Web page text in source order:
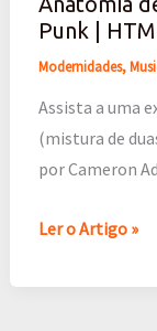
Punk |
Modernidades,
Assista a uma
(mistura de
por Cameron
Anatomia
de
um
Mashup:
Definitive
|
+
Ler o Artigo »